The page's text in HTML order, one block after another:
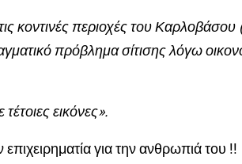
κοντινές περιοχές του
πρόβλημα σίτισης λόγω
εικόνες».
για την ανθρωπιά του !!